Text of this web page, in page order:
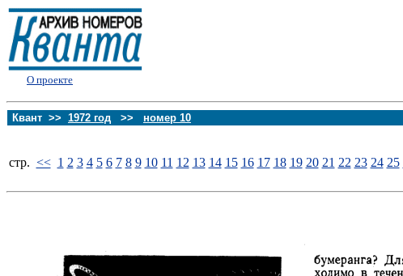
О проекте
Квант >> 1972 год >> номер 10
стp. << 1 2 3 4 5 6 7 8 9 10 11 12 13 14 15 16 17 18 19 20 21 22 23 24 25